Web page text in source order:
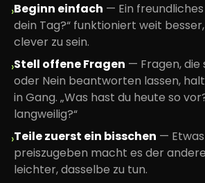
›Beginn einfach — Ein
dein Tag?“ funktioniert weit
clever zu sein.
›Stell offene Fragen — Fragen,
oder Nein beantworten lassen,
in Gang. „Was hast du heute so
langweilig?“
›Teile zuerst ein bisschen —
preiszugeben macht es der
leichter, dasselbe zu tun.